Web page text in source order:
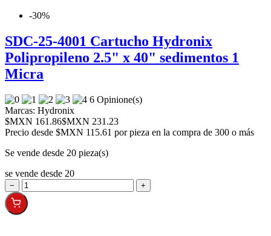
-30%
SDC-25-4001 Cartucho Hydronix
Polipropileno 2.5" x 40" sedimentos 1
Micra
6 Opinione(s)
Marcas: Hydronix
$MXN 161.86$MXN 231.23
Precio desde $MXN 115.61 por pieza en la compra de 300 o más
Se vende desde 20 pieza(s)
se vende desde 20
− +